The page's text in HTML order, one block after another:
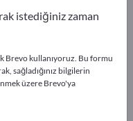
reklam
– İş İletişim
istediğiniz zaman
Brevo kullanıyoruz. Bu formu
sağladığınız bilgilerin
üzere Brevo'ya